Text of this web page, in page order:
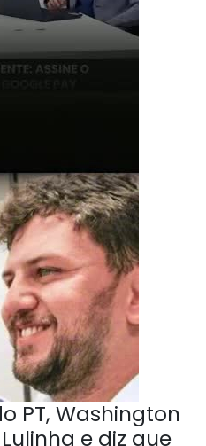
PT, Washington
e diz que